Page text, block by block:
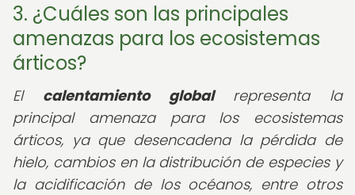
3. ¿Cuáles son las principales
amenazas para los ecosistemas
árticos?
El calentamiento globalrepresenta la
principal amenaza para los ecosistemas
árticos, ya que desencadena la pérdida de
hielo, cambios en la distribución de especies y
la acidificación de los océanos, entre otros